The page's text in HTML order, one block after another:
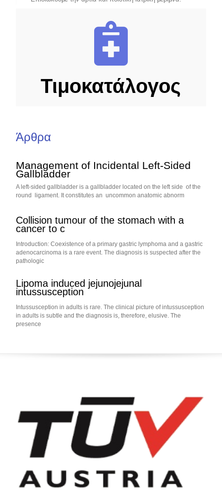
Τιμοκατάλογος
Άρθρα
Management of Incidental Left-Sided
Gallbladder
A left-sided gallbladder is a gallbladder located on the left side of the
round ligament. It constitutes an uncommon anatomic abnorm
Collision tumour of the stomach with a
cancer to c
Introduction: Coexistence of a primary gastric lymphoma and a gastric
adenocarcinoma is a rare event. The diagnosis is suspected after the
pathologic
Lipoma induced jejunojejunal
intussusception
Intussusception in adults is rare. The clinical picture of intussusception
in adults is subtle and the diagnosis is, therefore, elusive. The
presence